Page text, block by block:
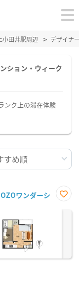
小田井駅周辺 デザイナ
ション・ウィーク
ンク上の滞在体験
ワンダーシ
に入